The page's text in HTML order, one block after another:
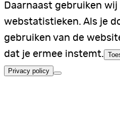
Daarnaast gebruiken wij
webstatistieken. Als je
gebruiken van de
dat je ermee instemt.
Privacy policy